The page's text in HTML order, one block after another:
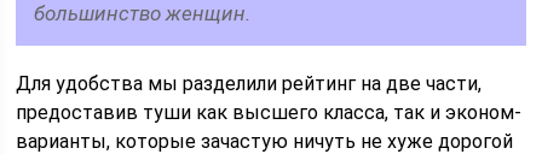
большинство женщин.
Для удобства мы разделили рейтинг на две части,
предоставив туши как высшего класса, так и эконом-
варианты, которые зачастую ничуть не хуже дорогой